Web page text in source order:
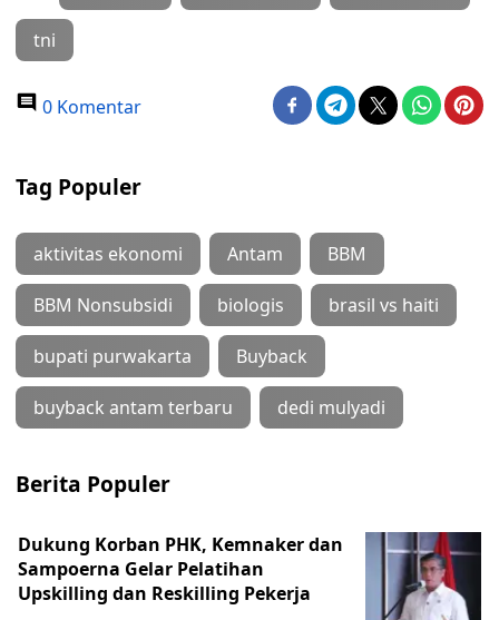
tni
0 Komentar
Tag Populer
aktivitas ekonomi Antam BBM
BBM Nonsubsidi biologis brasil vs haiti
bupati purwakarta Buyback
buyback antam terbaru dedi mulyadi
Berita Populer
Dukung Korban PHK, Kemnaker dan
Sampoerna Gelar Pelatihan
Upskilling dan Reskilling Pekerja